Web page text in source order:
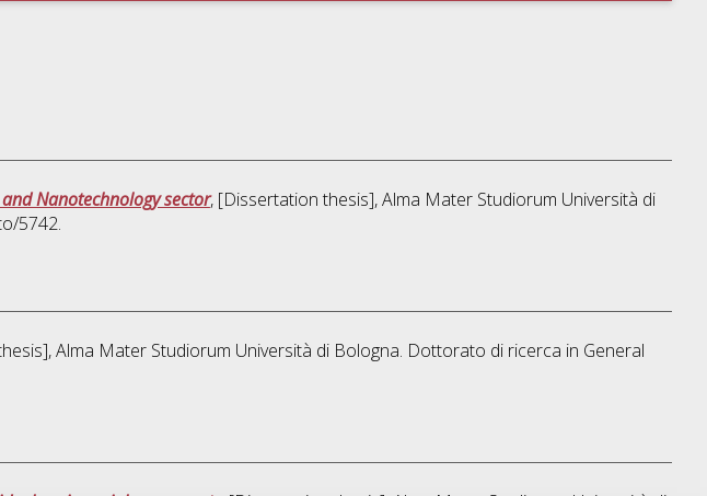
Nanotechnology sector, [Dissertation thesis], Alma Mater Studiorum Università di
5742.
Alma Mater Studiorum Università di Bologna. Dottorato di ricerca in General